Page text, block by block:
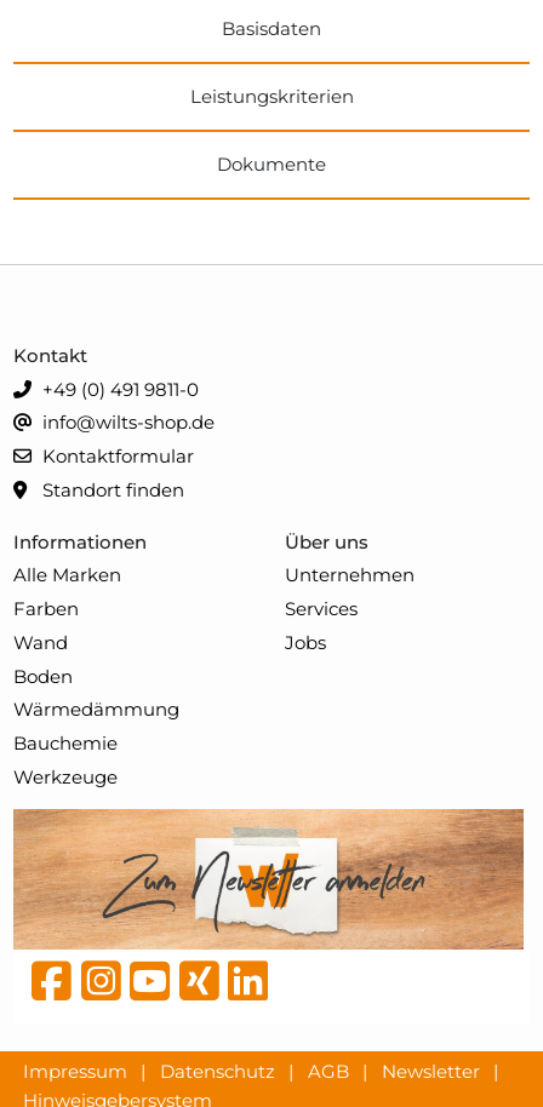
Basisdaten
Leistungskriterien
Dokumente
Informationen
Alle Marken
Farben
Wand
Boden
Wärmedämmung
Bauchemie
Werkzeuge
Über uns
Unternehmen
Services
Jobs
Kontakt
+49 (0) 491 9811-0
info@wilts-shop.de
Kontaktformular
Standort finden
Impressum | Datenschutz | AGB | Newsletter
|
Hinweisgebersystem